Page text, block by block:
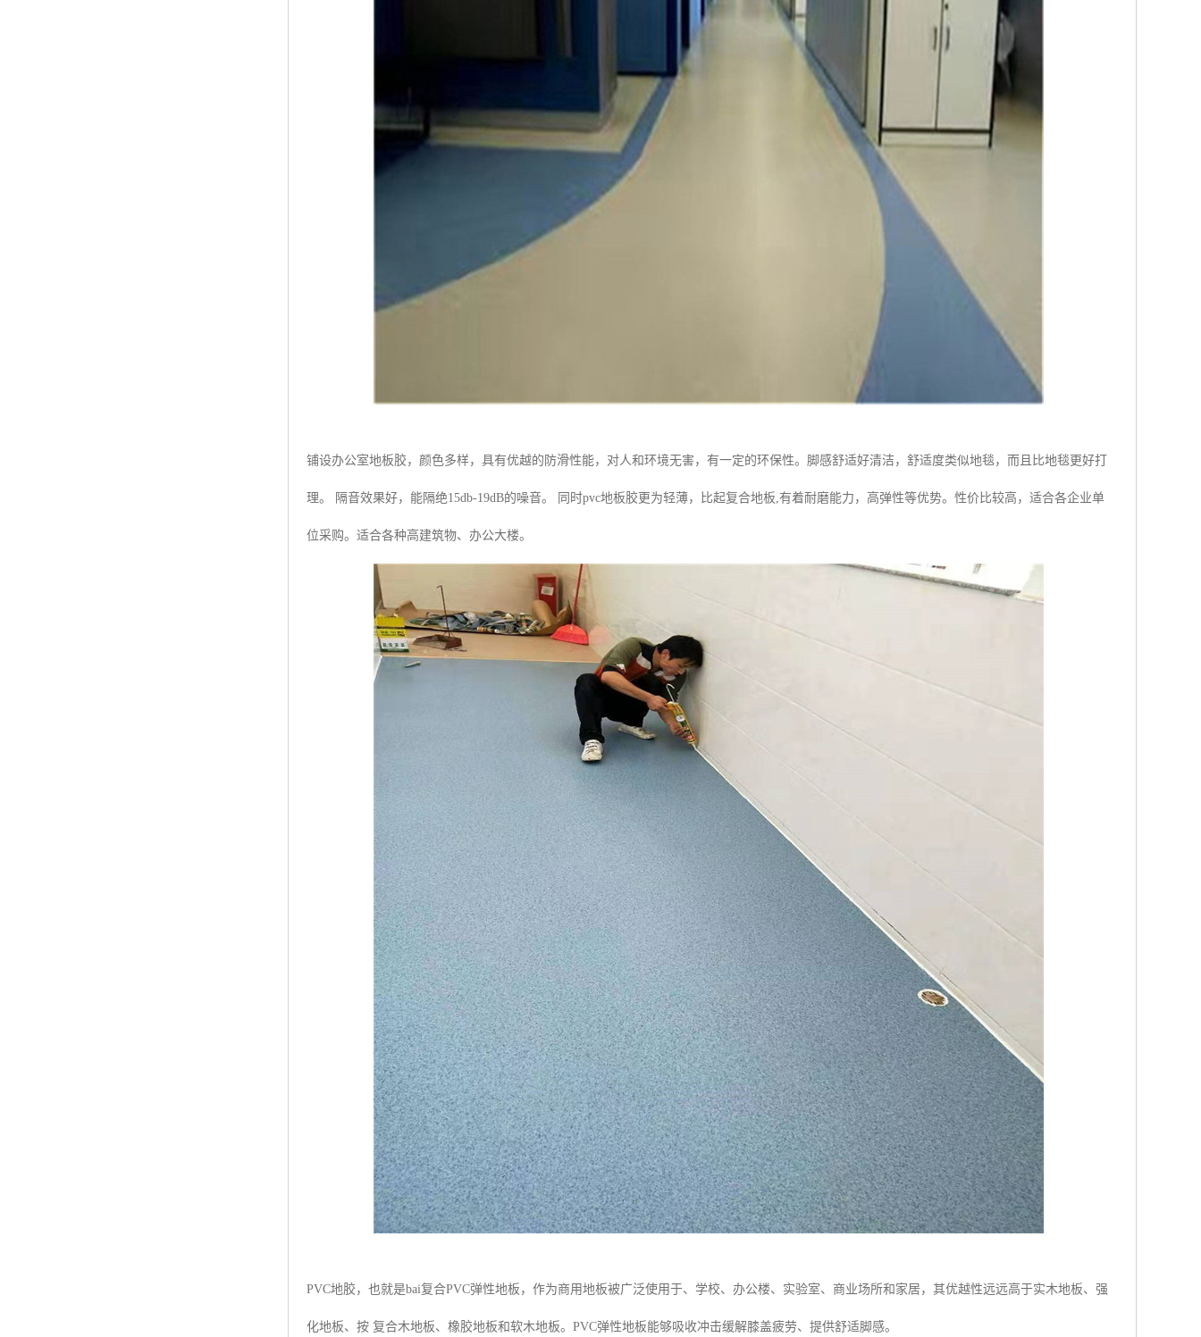
铺设办公室地板胶，颜色多样，具有优越的防滑性能，对人和环境无害，有一定的环保性。脚感舒适好清洁，舒适度类似地毯，而且比地毯更好打
理。 隔音效果好，能隔绝15db-19dB的噪音。 同时pvc地板胶更为轻薄，比起复合地板,有着耐磨能力，高弹性等优势。性价比较高，适合各企业单
位采购。适合各种高建筑物、办公大楼。
PVC地胶，也就是bai复合PVC弹性地板，作为商用地板被广泛使用于、学校、办公楼、实验室、商业场所和家居，其优越性远远高于实木地板、强
化地板、按 复合木地板、橡胶地板和软木地板。PVC弹性地板能够吸收冲击缓解膝盖疲劳、提供舒适脚感。